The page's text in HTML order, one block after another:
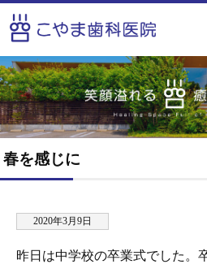
春を感じに
2020年3月9日
昨日は中学校の卒業式でした。